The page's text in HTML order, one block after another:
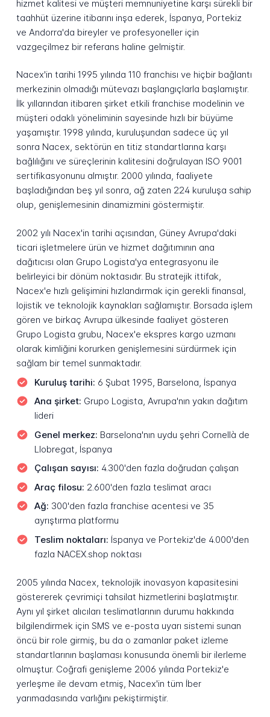
hizmet kalitesi ve müşteri memnuniyetine karşı sürekli bir
taahhüt üzerine itibarını inşa ederek, İspanya, Portekiz
ve Andorra'da bireyler ve profesyoneller için
vazgeçilmez bir referans haline gelmiştir.
Nacex'in tarihi 1995 yılında 110 franchisı ve hiçbir bağlantı
merkezinin olmadığı mütevazı başlangıçlarla başlamıştır.
İlk yıllarından itibaren şirket etkili franchise modelinin ve
müşteri odaklı yöneliminin sayesinde hızlı bir büyüme
yaşamıştır. 1998 yılında, kuruluşundan sadece üç yıl
sonra Nacex, sektörün en titiz standartlarına karşı
bağlılığını ve süreçlerinin kalitesini doğrulayan ISO 9001
sertifikasyonunu almıştır. 2000 yılında, faaliyete
başladığından beş yıl sonra, ağ zaten 224 kuruluşa sahip
olup, genişlemesinin dinamizmini göstermiştir.
2002 yılı Nacex'in tarihi açısından, Güney Avrupa'daki
ticari işletmelere ürün ve hizmet dağıtımının ana
dağıtıcısı olan Grupo Logista'ya entegrasyonu ile
belirleyici bir dönüm noktasıdır. Bu stratejik ittifak,
Nacex'e hızlı gelişimini hızlandırmak için gerekli finansal,
lojistik ve teknolojik kaynakları sağlamıştır. Borsada işlem
gören ve birkaç Avrupa ülkesinde faaliyet gösteren
Grupo Logista grubu, Nacex'e ekspres kargo uzmanı
olarak kimliğini korurken genişlemesini sürdürmek için
sağlam bir temel sunmaktadır.
Kuruluş tarihi: 6 Şubat 1995, Barselona, İspanya
Ana şirket: Grupo Logista, Avrupa'nın yakın dağıtım
lideri
Genel merkez: Barselona'nın uydu şehri Cornellà de
Llobregat, İspanya
Çalışan sayısı: 4.300'den fazla doğrudan çalışan
Araç filosu: 2.600'den fazla teslimat aracı
Ağ: 300'den fazla franchise acentesi ve 35
ayrıştırma platformu
Teslim noktaları: İspanya ve Portekiz'de 4.000'den
fazla NACEX.shop noktası
2005 yılında Nacex, teknolojik inovasyon kapasitesini
göstererek çevrimiçi tahsilat hizmetlerini başlatmıştır.
Aynı yıl şirket alıcıları teslimatlarının durumu hakkında
bilgilendirmek için SMS ve e-posta uyarı sistemi sunan
öncü bir role girmiş, bu da o zamanlar paket izleme
standartlarının başlaması konusunda önemli bir ilerleme
olmuştur. Coğrafi genişleme 2006 yılında Portekiz'e
yerleşme ile devam etmiş, Nacex'in tüm İber
yarımadasında varlığını pekiştirmiştir.